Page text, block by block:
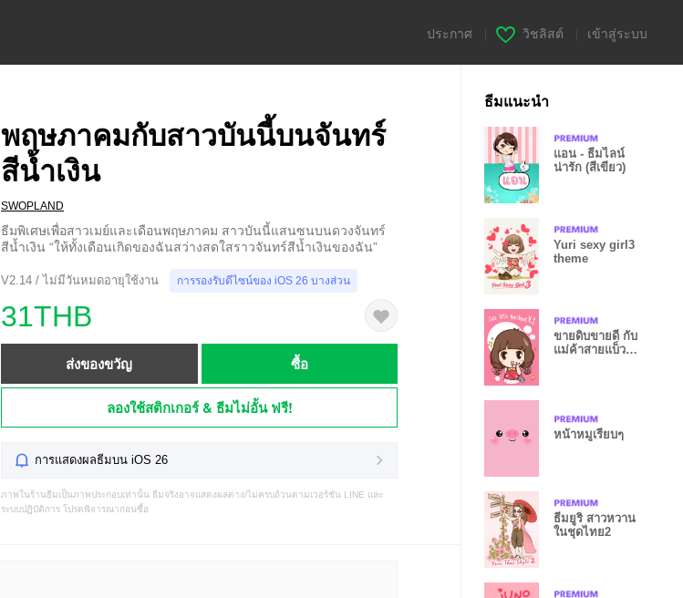
ประกาศ วิชลิสต์ เข้าสู่ระบบ
พฤษภาคมกับสาวบันนี้บนจันทร์
สีน้ำเงิน
SWOPLAND
ธีมพิเศษเพื่อสาวเมย์และเดือนพฤษภาคม สาวบันนี้แสนซนบนดวงจันทร์
สีน้ำเงิน “ให้ทั้งเดือนเกิดของฉันสว่างสดใสราวจันทร์สีน้ำเงินของฉัน”
V2.14 / ไม่มีวันหมดอายุใช้งาน การรองรับดีไซน์ของ iOS 26 บางส่วน
31THB
ส่งของขวัญ ซื้อ
ลองใช้สติกเกอร์ & ธีมไม่อั้น ฟรี!
การแสดงผลธีมบน iOS 26
ภาพในร้านธีมเป็นภาพประกอบเท่านั้น ธีมจริงอาจแสดงผลต่าง/ไม่ครบถ้วนตามเวอร์ชัน LINE และ
ระบบปฏิบัติการ โปรดพิจารณาก่อนซื้อ
ธีมแนะนำ
แอน - ธีมไลน์
น่ารัก (สีเขียว)
Yuri sexy girl3
theme
ขายดิบขายดี กับ
แม่ค้าสายแบ็ว
หน้าหมูเรียบๆ
ธีมยูริ สาวหวาน
ในชุดไทย2